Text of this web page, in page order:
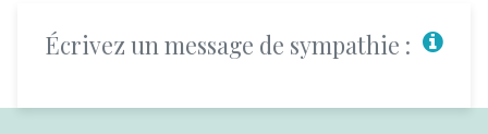
Écrivez un message de sympathie :